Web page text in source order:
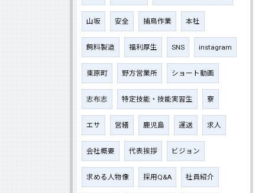
山坂 安全 捕鳥作業 本社
飼料製造 福利厚生 SNS instagram
東原町 野方営業所 ショート動画
志布志 特定技能・技能実習生 寮
エサ 営繕 鹿児島 運送 求人
会社概要 代表挨拶 ビジョン
求める人物像 採用Q&A 社員紹介